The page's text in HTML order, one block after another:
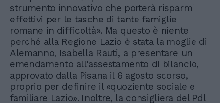
strumento innovativo che porterà risparmi
effettivi per le tasche di tante famiglie
romane in difficoltà». Ma questo è niente
perché alla Regione Lazio è stata la moglie di
Alemanno, Isabella Rauti, a presentare un
emendamento all'assestamento di bilancio,
approvato dalla Pisana il 6 agosto scorso,
proprio per definire il «quoziente sociale e
familiare Lazio». Inoltre, la consigliera del Pdl